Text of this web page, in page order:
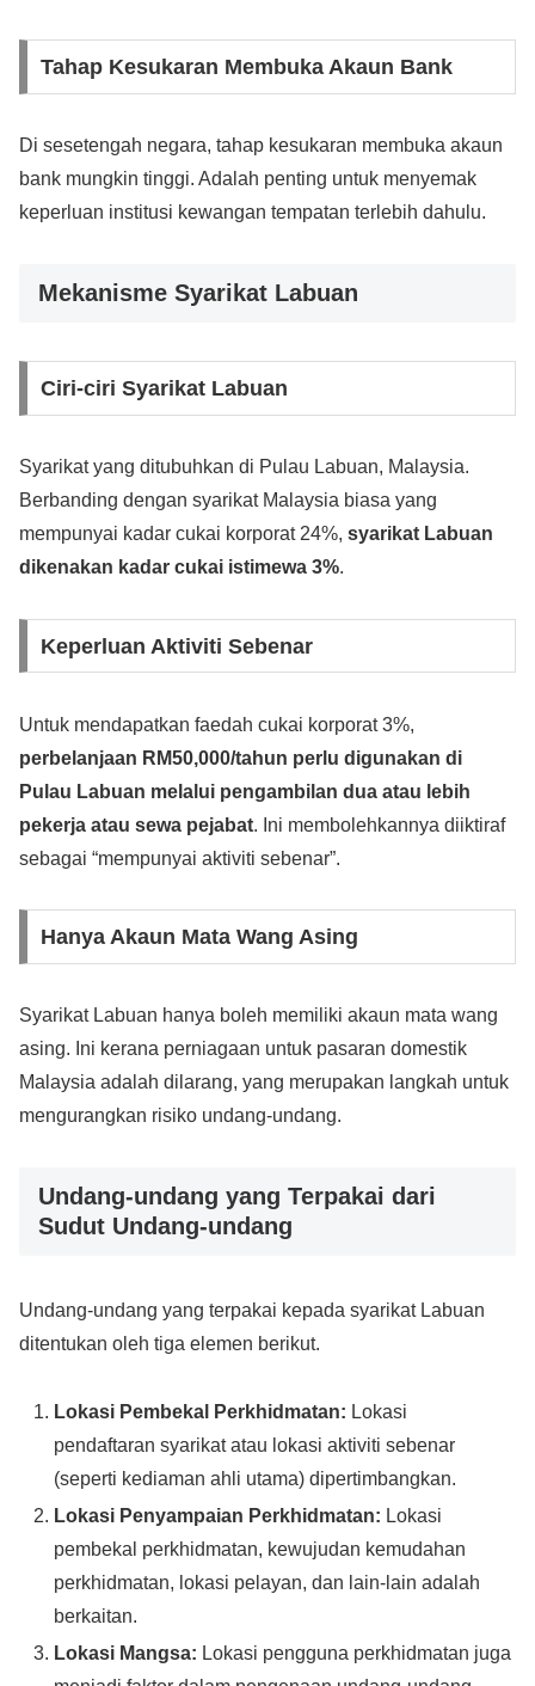
Tahap Kesukaran Membuka Akaun Bank
Di sesetengah negara, tahap kesukaran membuka akaun
bank mungkin tinggi. Adalah penting untuk menyemak
keperluan institusi kewangan tempatan terlebih dahulu.
Mekanisme Syarikat Labuan
Ciri-ciri Syarikat Labuan
Syarikat yang ditubuhkan di Pulau Labuan, Malaysia.
Berbanding dengan syarikat Malaysia biasa yang
mempunyai kadar cukai korporat 24%, syarikat Labuan
dikenakan kadar cukai istimewa 3%.
Keperluan Aktiviti Sebenar
Untuk mendapatkan faedah cukai korporat 3%,
perbelanjaan RM50,000/tahun perlu digunakan di
Pulau Labuan melalui pengambilan dua atau lebih
pekerja atau sewa pejabat. Ini membolehkannya diiktiraf
sebagai “mempunyai aktiviti sebenar”.
Hanya Akaun Mata Wang Asing
Syarikat Labuan hanya boleh memiliki akaun mata wang
asing. Ini kerana perniagaan untuk pasaran domestik
Malaysia adalah dilarang, yang merupakan langkah untuk
mengurangkan risiko undang-undang.
Undang-undang yang Terpakai dari
Sudut Undang-undang
Undang-undang yang terpakai kepada syarikat Labuan
ditentukan oleh tiga elemen berikut.
Lokasi Pembekal Perkhidmatan: Lokasi
pendaftaran syarikat atau lokasi aktiviti sebenar
(seperti kediaman ahli utama) dipertimbangkan.
Lokasi Penyampaian Perkhidmatan: Lokasi
pembekal perkhidmatan, kewujudan kemudahan
perkhidmatan, lokasi pelayan, dan lain-lain adalah
berkaitan.
Lokasi Mangsa: Lokasi pengguna perkhidmatan juga